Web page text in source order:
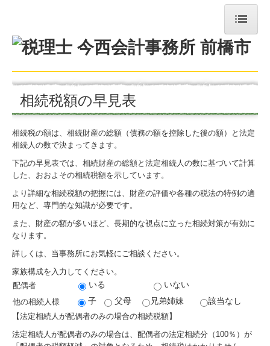
トップページ
お問合せ
経営者お役立ち情報
お知らせ
経営理念
交通案内
業務案内
関連リンク
リンク集
補助金・助成金・融資情報
関与先向け融資商品ご紹介
相続税額の早見表
相続税の額は、相続財産の総額（債務の額を控除した後の額）と法定
相続人の数で決まってきます。
下記の早見表では、相続財産の総額と法定相続人の数に基づいて計算
した、おおよその相続税額を示しています。
より詳細な相続税額の把握には、財産の評価や各種の税法の特例の適
用など、専門的な知識が必要です。
また、財産の額が多いほど、長期的な視点に立った相続対策が有効に
なります。
詳しくは、当事務所にお気軽にご相談ください。
家族構成を入力してください。
配偶者
いる いない
他の相続人様 子 父母 兄弟姉妹 該当なし
【法定相続人が配偶者のみの場合の相続税額】
法定相続人が配偶者のみの場合は、配偶者の法定相続分（100％）が